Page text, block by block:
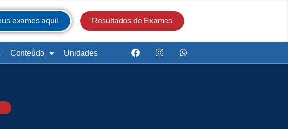
exames aqui! Resultados de Exames
Conteúdo Unidades